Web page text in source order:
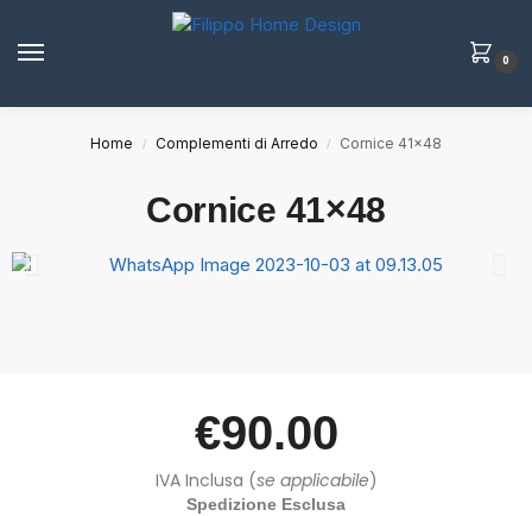
0
Home / Complementi di Arredo / Cornice 41×48
Cornice 41×48
€90.00
IVA Inclusa (se applicabile)
Spedizione Esclusa